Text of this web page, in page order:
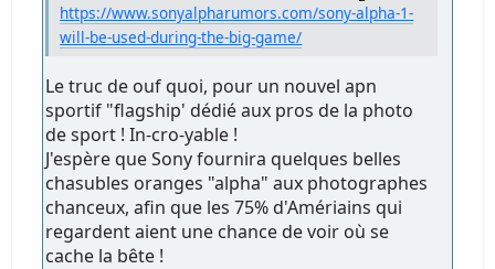
https://www.sonyalpharumors.com/sony-alpha-1-
will-be-used-during-the-big-game/
Le truc de ouf quoi, pour un nouvel apn
sportif "flagship' dédié aux pros de la photo
de sport ! In-cro-yable !
J'espère que Sony fournira quelques belles
chasubles oranges "alpha" aux photographes
chanceux, afin que les 75% d'Amériains qui
regardent aient une chance de voir où se
cache la bête !